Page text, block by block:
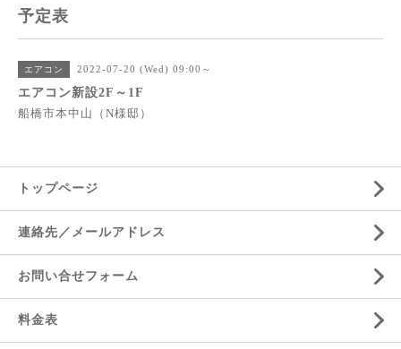
予定表
エアコン 2022-07-20 (Wed) 09:00～
エアコン新設2F～1F
船橋市本中山（N様邸）
トップページ
連絡先／メールアドレス
お問い合せフォーム
料金表